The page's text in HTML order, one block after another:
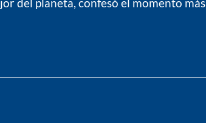
del planeta, confesó el momento